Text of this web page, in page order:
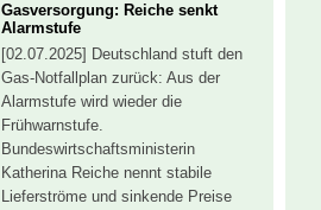
Gasversorgung: Reiche senkt
Alarmstufe
[02.07.2025] Deutschland stuft den
Gas-Notfallplan zurück: Aus der
Alarmstufe wird wieder die
Frühwarnstufe.
Bundeswirtschaftsministerin
Katherina Reiche nennt stabile
Lieferströme und sinkende Preise